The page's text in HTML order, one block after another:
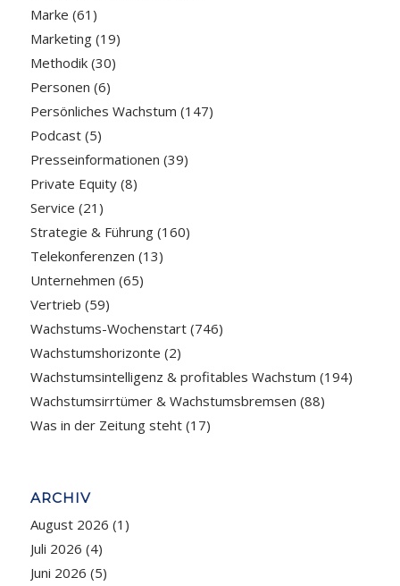
Marke (61)
Marketing(19)
Methodik(30)
Personen (6)
Persönliches Wachstum (147)
Podcast(5)
Presseinformationen (39)
Private Equity(8)
Service (21)
Strategie & Führung(160)
Telekonferenzen (13)
Unternehmen (65)
Vertrieb (59)
Wachstums-Wochenstart(746)
Wachstumshorizonte (2)
Wachstumsintelligenz & profitables Wachstum (194)
Wachstumsirrtümer & Wachstumsbremsen (88)
Was in der Zeitung steht(17)
ARCHIV
August 2026 (1)
Juli 2026 (4)
Juni 2026 (5)